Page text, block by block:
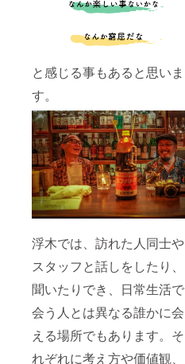
と感じる事もあると思いま
す。
浮木では、訪れた人同士や
スタッフと話しをしたり、
聞いたりでき、日常生活で
会う人とは異なる誰かに会
える場所でもあります。そ
れぞれに考え方や価値観、